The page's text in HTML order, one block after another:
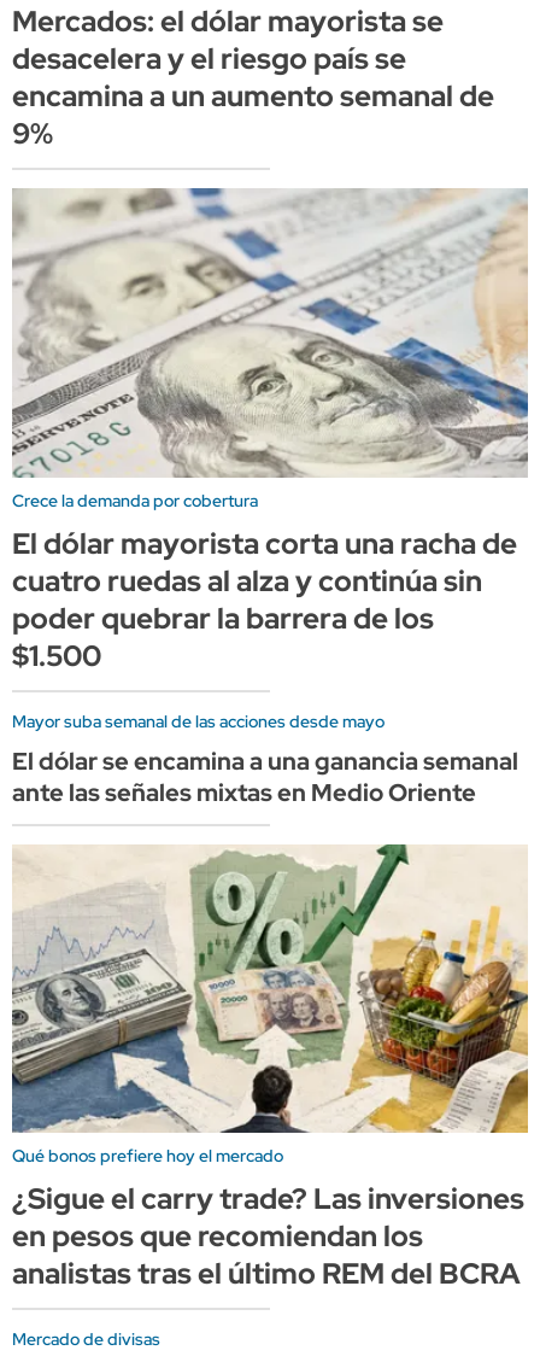
Mercados: el dólar mayorista se
desacelera y el riesgo país se
encamina a un aumento semanal de
9%
Crece la demanda por cobertura
El dólar mayorista corta una racha de
cuatro ruedas al alza y continúa sin
poder quebrar la barrera de los
$1.500
Mayor suba semanal de las acciones desde mayo
El dólar se encamina a una ganancia semanal
ante las señales mixtas en Medio Oriente
Qué bonos prefiere hoy el mercado
¿Sigue el carry trade? Las inversiones
en pesos que recomiendan los
analistas tras el último REM del BCRA
Mercado de divisas